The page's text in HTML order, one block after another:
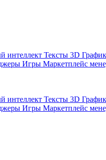
интеллект Тексты 3D
Игры Маркетплейс
интеллект Тексты 3D
Игры Маркетплейс